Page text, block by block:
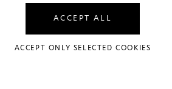
ACCEPT ALL
ACCEPT ONLY SELECTED COOKIES